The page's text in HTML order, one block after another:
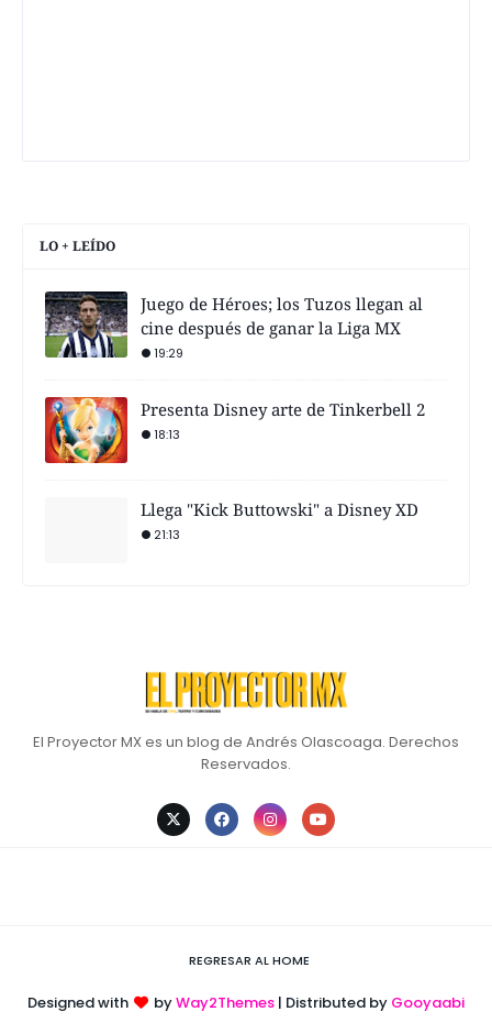
LO + LEÍDO
Juego de Héroes; los Tuzos llegan al
cine después de ganar la Liga MX
19:29
Presenta Disney arte de Tinkerbell 2
18:13
Llega "Kick Buttowski" a Disney XD
21:13
El Proyector MX es un blog de Andrés Olascoaga. Derechos
Reservados.
REGRESAR AL HOME
Designed with byWay2Themes | Distributed by Gooyaabi